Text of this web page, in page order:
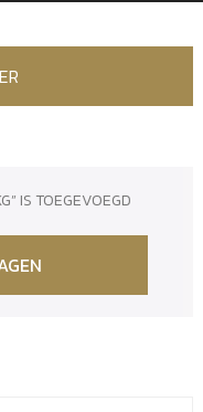
IS TOEGEVOEGD